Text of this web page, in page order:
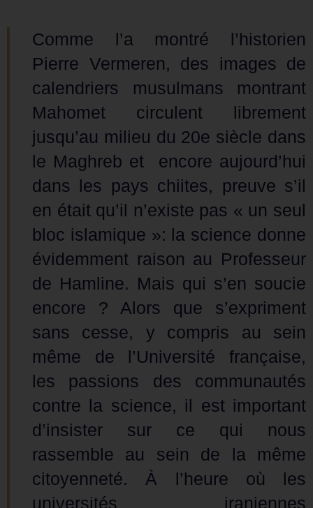
Comme l’a montré l’historien
Pierre Vermeren, des images de
calendriers musulmans montrant
Mahomet circulent librement
jusqu’au milieu du 20e siècle dans
le Maghreb et encore aujourd’hui
dans les pays chiites, preuve s’il
en était qu’il n’existe pas « un seul
bloc islamique »: la science donne
évidemment raison au Professeur
de Hamline. Mais qui s’en soucie
encore ? Alors que s’expriment
sans cesse, y compris au sein
même de l’Université française,
les passions des communautés
contre la science, il est important
d’insister sur ce qui nous
rassemble au sein de la même
citoyenneté. À l’heure où les
universités iraniennes